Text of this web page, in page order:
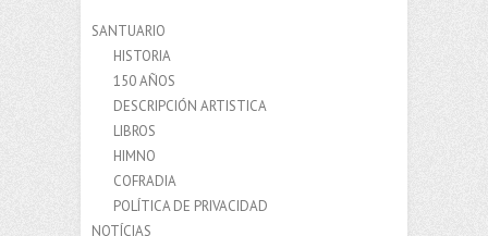
SANTUARIO
HISTORIA
150 AÑOS
DESCRIPCIÓN ARTISTICA
LIBROS
HIMNO
COFRADIA
POLÍTICA DE PRIVACIDAD
NOTÍCIAS